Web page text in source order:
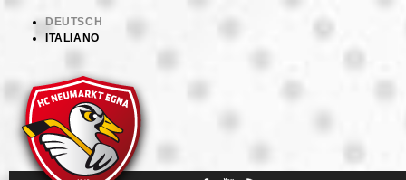
DEUTSCH
ITALIANO